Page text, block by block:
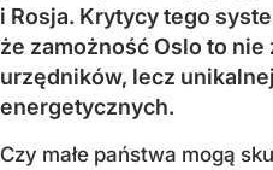
i Rosja. Krytycy tego
że zamożność Oslo to nie
urzędników, lecz
energetycznych.
Czy małe państwa mogą